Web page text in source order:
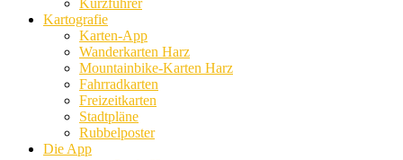
Kurzführer
Kartografie
Karten-App
Wanderkarten Harz
Mountainbike-Karten Harz
Fahrradkarten
Freizeitkarten
Stadtpläne
Rubbelposter
Die App